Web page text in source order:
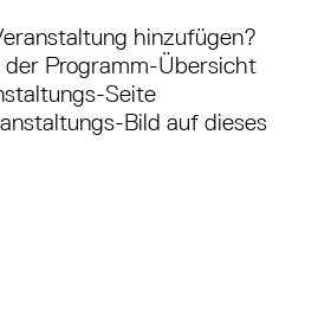
hinzufügen?
der Programm-Übersicht
Seite
Bild auf dieses